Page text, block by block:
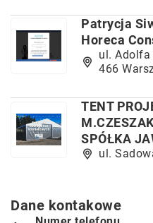
Patrycja
Horeca
ul.
466
TENT
SPÓŁKA
ul.
Dane kontakowe